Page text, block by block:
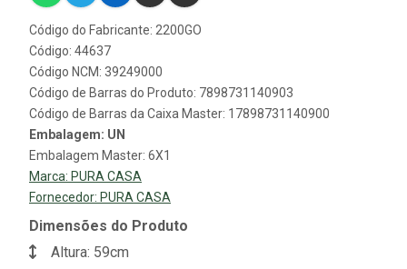
Código do Fabricante: 2200GO
Código: 44637
Código NCM: 39249000
Código de Barras do Produto: 7898731140903
Código de Barras da Caixa Master: 17898731140900
Embalagem: UN
Embalagem Master: 6X1
Marca: PURA CASA
Fornecedor: PURA CASA
Dimensões do Produto
Altura: 59cm